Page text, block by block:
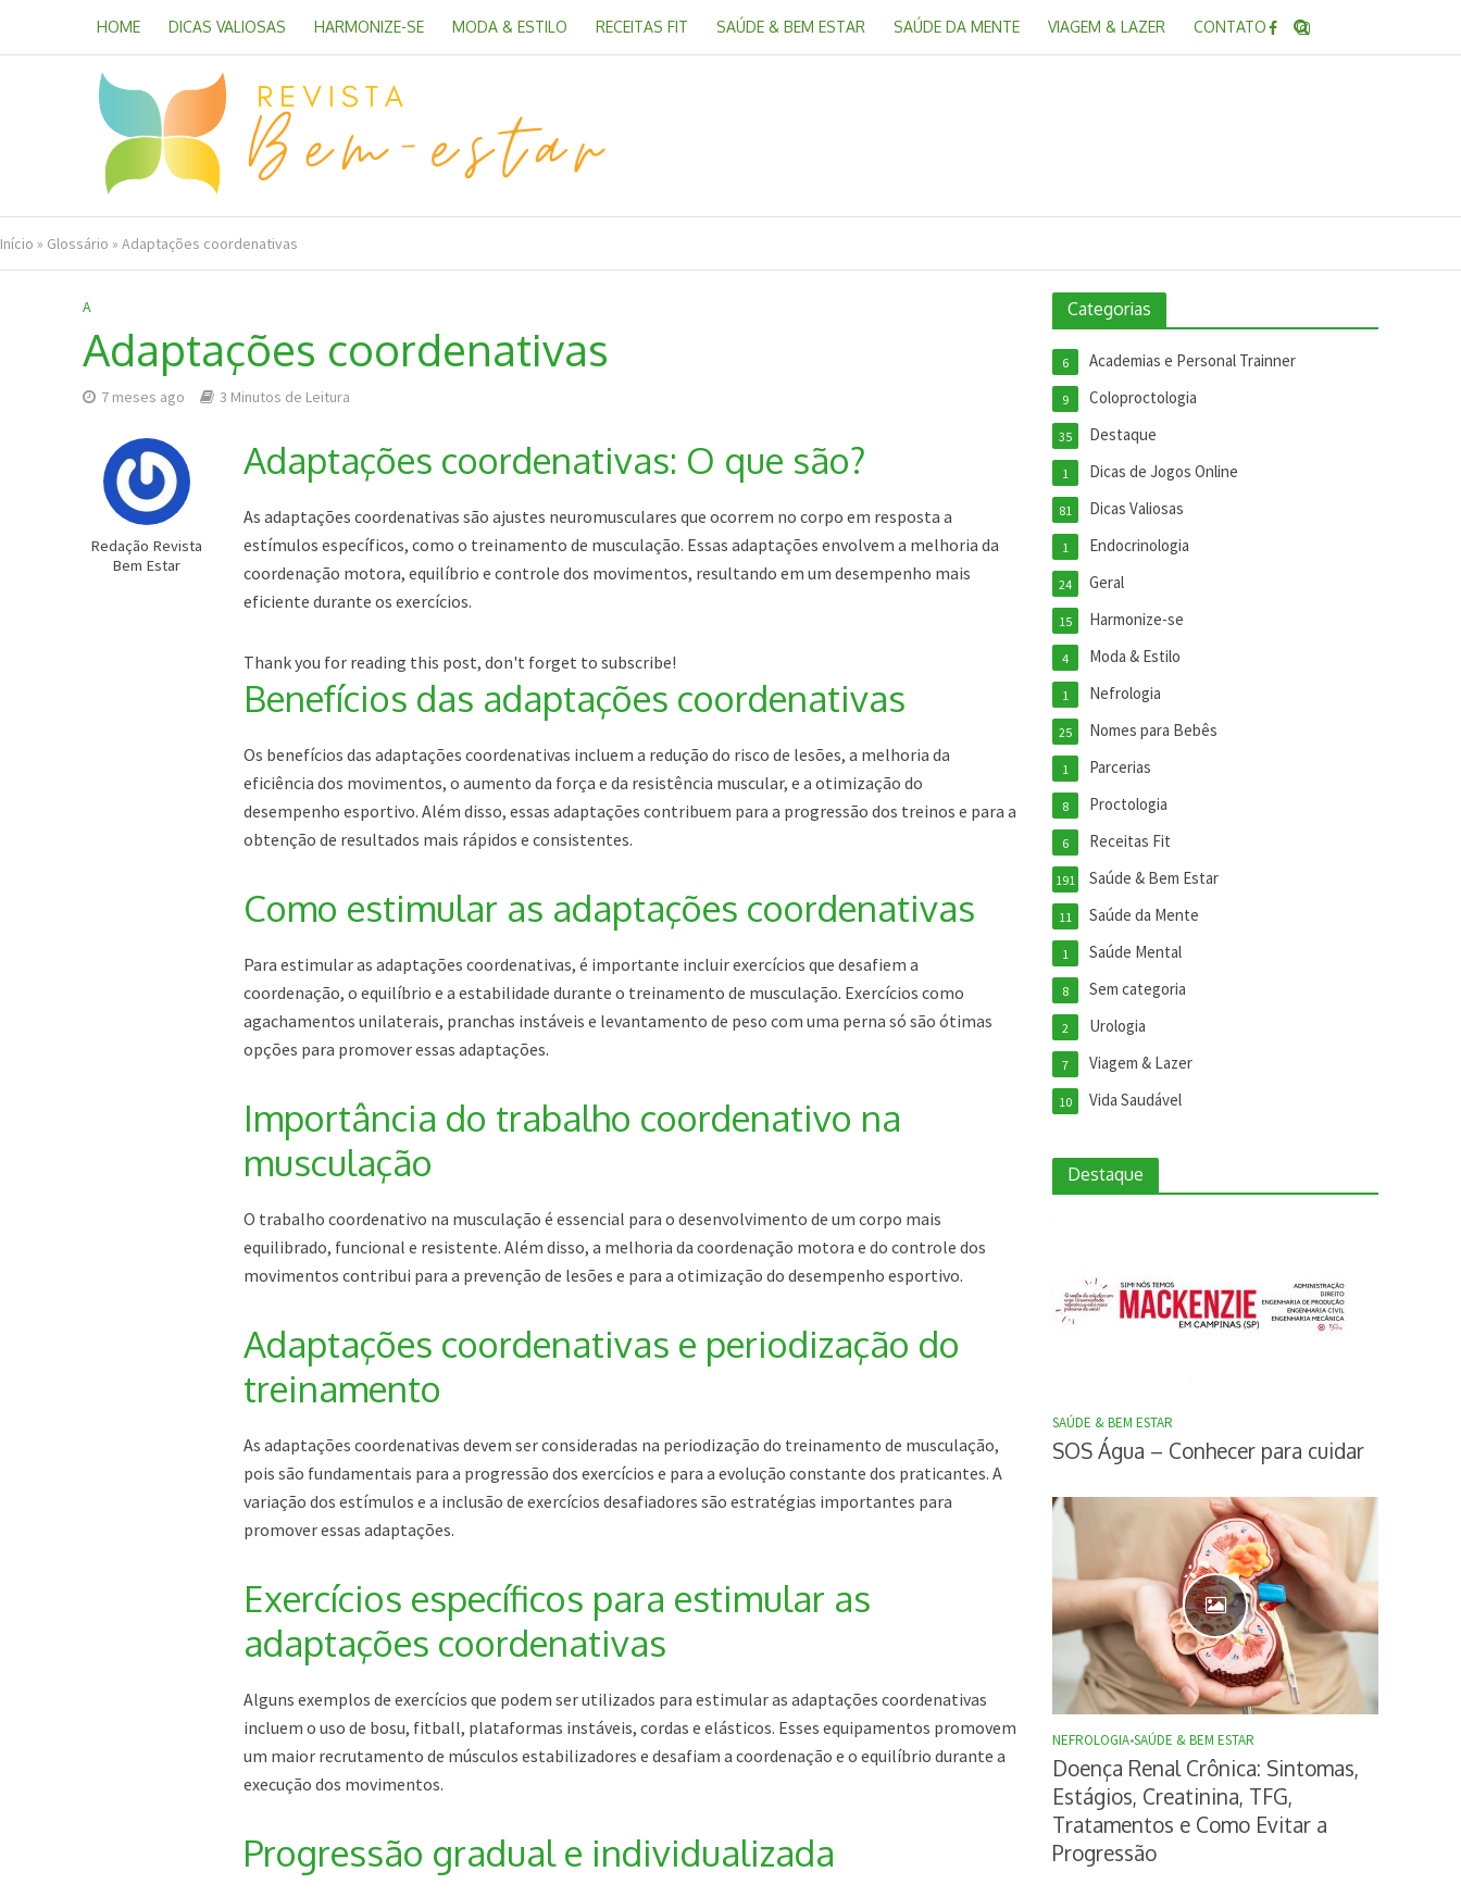
HOME DICAS VALIOSAS HARMONIZE-SE MODA & ESTILO RECEITAS FIT SAÚDE & BEM ESTAR SAÚDE DA MENTE VIAGEM & LAZER CONTATO
Início » Glossário » Adaptações coordenativas
A
Adaptações coordenativas
7 meses ago 3 Minutos de Leitura
Redação Revista
Bem Estar
Adaptações coordenativas: O que são?
As adaptações coordenativas são ajustes neuromusculares que ocorrem no corpo em resposta a
estímulos específicos, como o treinamento de musculação. Essas adaptações envolvem a melhoria da
coordenação motora, equilíbrio e controle dos movimentos, resultando em um desempenho mais
eficiente durante os exercícios.
Thank you for reading this post, don't forget to subscribe!
Benefícios das adaptações coordenativas
Os benefícios das adaptações coordenativas incluem a redução do risco de lesões, a melhoria da
eficiência dos movimentos, o aumento da força e da resistência muscular, e a otimização do
desempenho esportivo. Além disso, essas adaptações contribuem para a progressão dos treinos e para a
obtenção de resultados mais rápidos e consistentes.
Como estimular as adaptações coordenativas
Para estimular as adaptações coordenativas, é importante incluir exercícios que desafiem a
coordenação, o equilíbrio e a estabilidade durante o treinamento de musculação. Exercícios como
agachamentos unilaterais, pranchas instáveis e levantamento de peso com uma perna só são ótimas
opções para promover essas adaptações.
Importância do trabalho coordenativo na
musculação
O trabalho coordenativo na musculação é essencial para o desenvolvimento de um corpo mais
equilibrado, funcional e resistente. Além disso, a melhoria da coordenação motora e do controle dos
movimentos contribui para a prevenção de lesões e para a otimização do desempenho esportivo.
Adaptações coordenativas e periodização do
treinamento
As adaptações coordenativas devem ser consideradas na periodização do treinamento de musculação,
pois são fundamentais para a progressão dos exercícios e para a evolução constante dos praticantes. A
variação dos estímulos e a inclusão de exercícios desafiadores são estratégias importantes para
promover essas adaptações.
Exercícios específicos para estimular as
adaptações coordenativas
Alguns exemplos de exercícios que podem ser utilizados para estimular as adaptações coordenativas
incluem o uso de bosu, fitball, plataformas instáveis, cordas e elásticos. Esses equipamentos promovem
um maior recrutamento de músculos estabilizadores e desafiam a coordenação e o equilíbrio durante a
execução dos movimentos.
Progressão gradual e individualizada
Categorias
Academias e Personal Trainner
6
Coloproctologia
9
Destaque
35
Dicas de Jogos Online
1
Dicas Valiosas
81
Endocrinologia
1
Geral
24
Harmonize-se
15
Moda & Estilo
4
Nefrologia
1
Nomes para Bebês
25
Parcerias
1
Proctologia
8
Receitas Fit
6
Saúde & Bem Estar
191
Saúde da Mente
11
Saúde Mental
1
Sem categoria
8
Urologia
2
Viagem & Lazer
7
Vida Saudável
10
Destaque
SAÚDE & BEM ESTAR
SOS Água – Conhecer para cuidar
NEFROLOGIA•SAÚDE & BEM ESTAR
Doença Renal Crônica: Sintomas,
Estágios, Creatinina, TFG,
Tratamentos e Como Evitar a
Progressão